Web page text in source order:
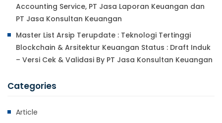
Accounting Service, PT Jasa Laporan Keuangan dan
PT Jasa Konsultan Keuangan
Master List Arsip Terupdate : Teknologi Tertinggi
Blockchain & Arsitektur Keuangan Status : Draft Induk
– Versi Cek & Validasi By PT Jasa Konsultan Keuangan
Categories
Article